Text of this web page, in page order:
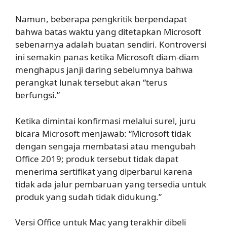
Namun, beberapa pengkritik berpendapat
bahwa batas waktu yang ditetapkan Microsoft
sebenarnya adalah buatan sendiri. Kontroversi
ini semakin panas ketika Microsoft diam-diam
menghapus janji daring sebelumnya bahwa
perangkat lunak tersebut akan “terus
berfungsi.”
Ketika dimintai konfirmasi melalui surel, juru
bicara Microsoft menjawab: “Microsoft tidak
dengan sengaja membatasi atau mengubah
Office 2019; produk tersebut tidak dapat
menerima sertifikat yang diperbarui karena
tidak ada jalur pembaruan yang tersedia untuk
produk yang sudah tidak didukung.”
Versi Office untuk Mac yang terakhir dibeli